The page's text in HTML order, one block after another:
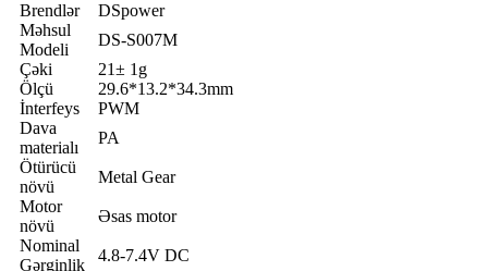
Brendlər
DSpower
Məhsul
Modeli
DS-S007M
Çəki
21± 1g
Ölçü
29.6*13.2*34.3mm
İnterfeys
PWM
Dava
materialı
PA
Ötürücü
növü
Metal Gear
Motor
növü
Əsas motor
Nominal
Gərginlik
4.8-7.4V DC